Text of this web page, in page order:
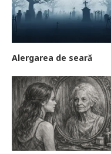
Alergarea de seară